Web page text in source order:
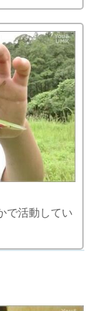
で活動してい